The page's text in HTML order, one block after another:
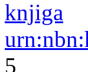
knjiga
5